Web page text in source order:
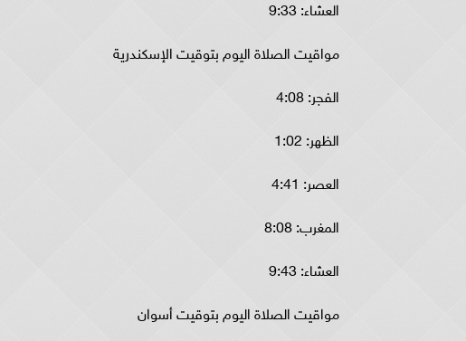
العشاء: 9:33
مواقيت الصلاة اليوم بتوقيت الإسكندرية
الفجر: 4:08
الظهر: 1:02
العصر: 4:41
المغرب: 8:08
العشاء: 9:43
مواقيت الصلاة اليوم بتوقيت أسوان